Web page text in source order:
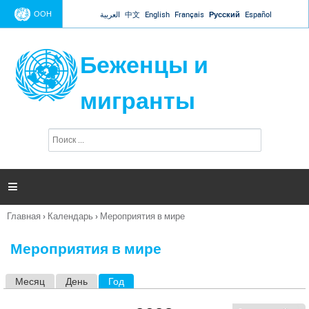
Jump to navigation
ООН العربية 中文 English Français Русский Español
Беженцы и
мигранты
п
и

Вы
Главная › Календарь › Мероприятия в мире
Мероприятия в мире
Месяц День Год